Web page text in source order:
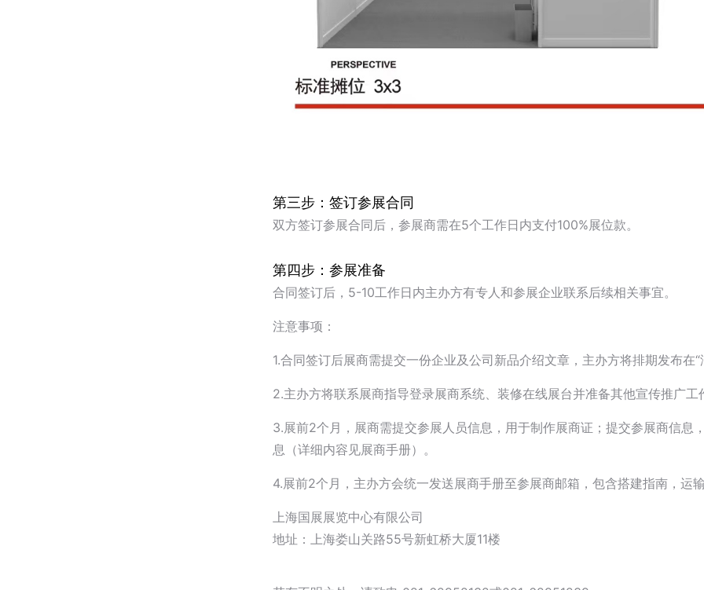
第三步：签订参展合同
双方签订参展合同后，参展商需在5个工作日内支付100%展位款。
第四步：参展准备
合同签订后，5-10工作日内主办方有专人和参展企业联系后续相关事宜。
注意事项：
1.合同签订后展商需提交一份企业及公司新品介绍文章，主办方将排期发布在
2.主办方将联系展商指导登录展商系统、装修在线展台并准备其他宣传推广工
3.展前2个月，展商需提交参展人员信息，用于制作展商证；提交参展商信息
息（详细内容见展商手册）。
4.展前2个月，主办方会统一发送展商手册至参展商邮箱，包含搭建指南，运
上海国展展览中心有限公司
地址：上海娄山关路55号新虹桥大厦11楼